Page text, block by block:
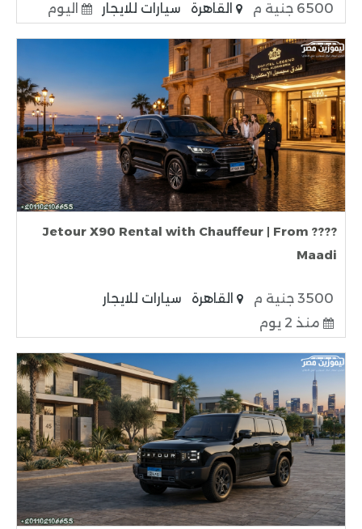
6500 جنية م القاهرة سيارات للايجار اليوم
???? Jetour X90 Rental with Chauffeur | From
Maadi
3500 جنية م القاهرة
سيارات للايجار
منذ 2 يوم